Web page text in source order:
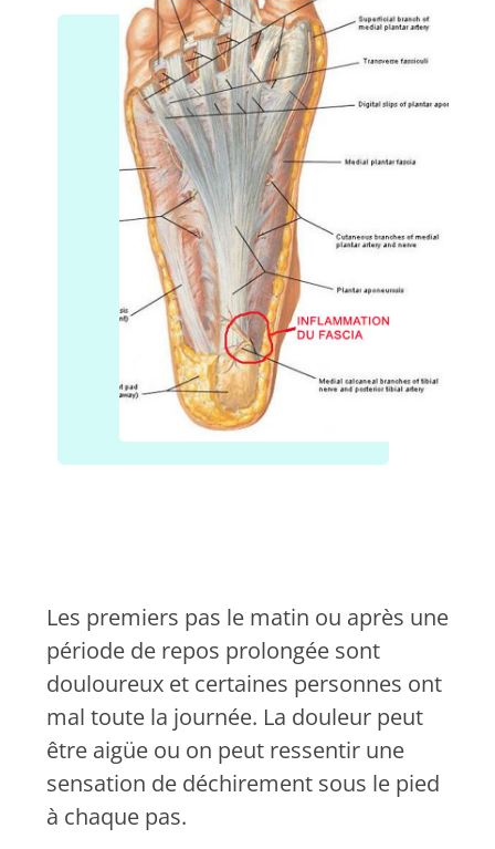
Les premiers pas le matin ou après une
période de repos prolongée sont
douloureux et certaines personnes ont
mal toute la journée. La douleur peut
être aigüe ou on peut ressentir une
sensation de déchirement sous le pied
à chaque pas.